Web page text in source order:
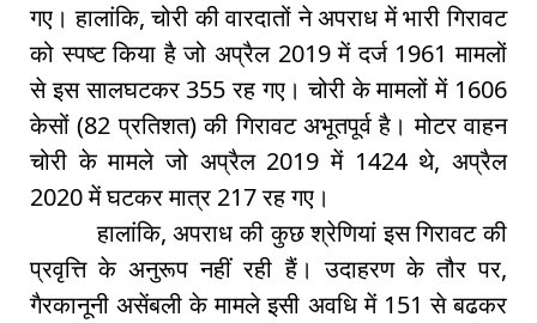
गए। हालांकि, चोरी की वारदातों ने अपराध में भारी गिरावट
को स्पष्ट किया है जो अप्रैल 2019 में दर्ज 1961 मामलों
से इस सालघटकर 355 रह गए। चोरी के मामलों में 1606
केसों (82 प्रतिशत) की गिरावट अभूतपूर्व है। मोटर वाहन
चोरी के मामले जो अप्रैल 2019 में 1424 थे, अप्रैल
2020 में घटकर मात्र 217 रह गए।
हालांकि, अपराध की कुछ श्रेणियां इस गिरावट की
प्रवृत्ति के अनुरूप नहीं रही हैं। उदाहरण के तौर पर,
गैरकानूनी असेंबली के मामले इसी अवधि में 151 से बढकर